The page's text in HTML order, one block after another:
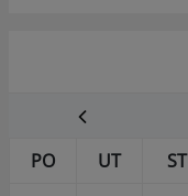
PO
UT ST